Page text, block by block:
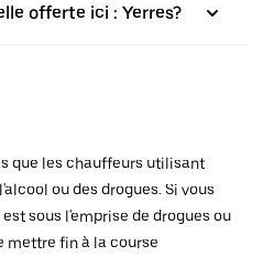
offerte ici : Yerres?
que les chauffeurs utilisant
ou des drogues. Si vous
sous l'emprise de drogues ou
mettre fin à la course